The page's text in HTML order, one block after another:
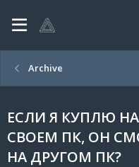
Archive
ЕСЛИ Я КУПЛЮ
СВОЕМ ПК, ОН
НА ДРУГОМ ПК?